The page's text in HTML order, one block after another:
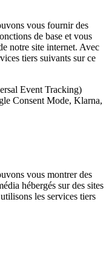
vous fournir des
de base et vous
notre site internet. Avec
tiers suivants sur ce
Event Tracking)
Consent Mode, Klarna,
vous montrer des
hébergés sur des sites
les services tiers